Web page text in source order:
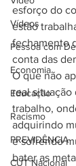
Vídeos
Pessoa com
Economia
Educação
Racismo
PREVIDÊNCIA
CUT Nacional
esforço do
estão
fechamento
conta das
O que não
real
trabalho,
adquirindo
e sofrendo
bater as